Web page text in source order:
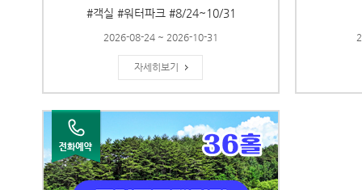
#객실 #워터파크 #8/24~10/31
2026-08-24 ~ 2026-10-31
자세히보기